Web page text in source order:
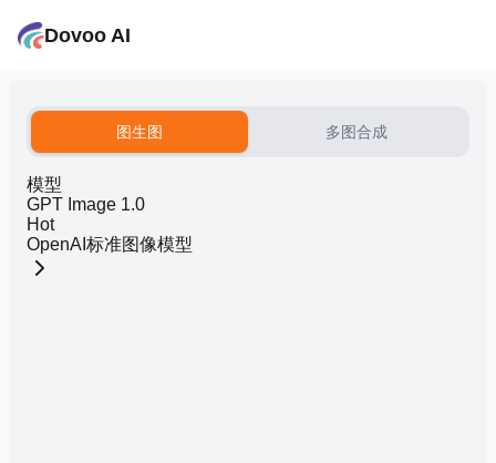
Dovoo AI
图生图 多图合成
模型
GPT Image 1.0
Hot
OpenAI标准图像模型